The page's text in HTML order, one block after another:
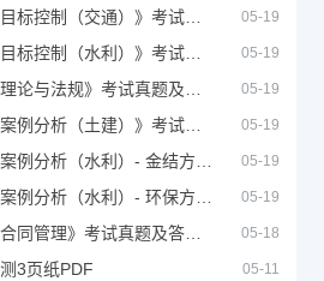
05-19
05-19
05-19
05-19
05-19
05-19
05-18
3页纸PDF 05-11